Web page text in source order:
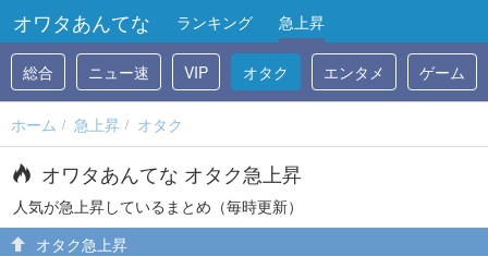
オワタあんてな ランキング 急上昇
総合 ニュー速 VIP オタク エンタメ ゲーム
ホーム 急上昇 オタク
オワタあんてな オタク急上昇
人気が急上昇しているまとめ（毎時更新）
オタク急上昇